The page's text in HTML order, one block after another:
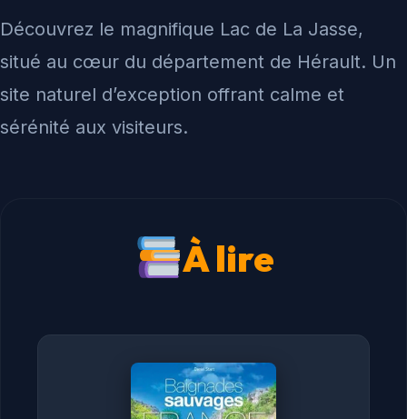
Découvrez le magnifique Lac de La Jasse,
situé au cœur du département de Hérault. Un
site naturel d’exception offrant calme et
sérénité aux visiteurs.
À lire